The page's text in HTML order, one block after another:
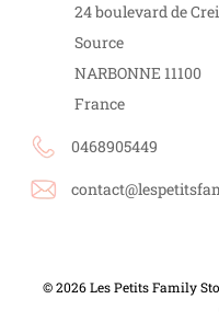
24 boulevard de
Source
NARBONNE 11100
France
0468905449
© 2026 Les Petits Family